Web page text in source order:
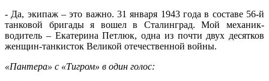
- Да, экипаж – это важно. 31 января 1943 года в составе 56-й
танковой бригады я вошел в Сталинград. Мой механик-
водитель – Екатерина Петлюк, одна из почти двух десятков
женщин-танкисток Великой отечественной войны.
«Пантера» с «Тигром» в один голос: